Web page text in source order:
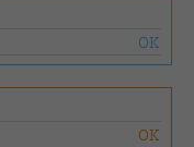
prima e na
final da bebida.
para o consumidor e,
com a
da Indústria de